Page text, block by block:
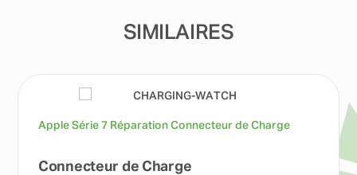
SIMILAIRES
Apple Série 7 Réparation Connecteur de Charge
Connecteur de Charge